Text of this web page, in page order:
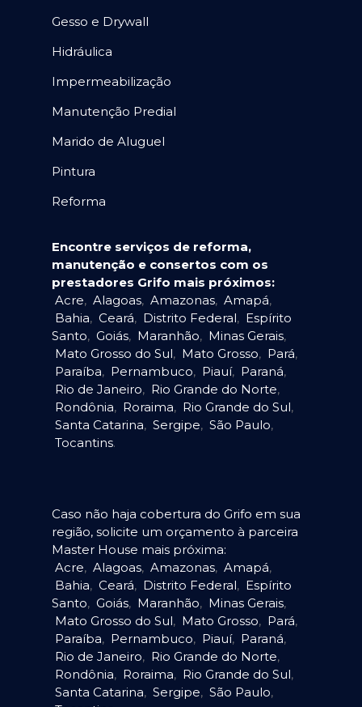
Gesso e Drywall
Hidráulica
Impermeabilização
Manutenção Predial
Marido de Aluguel
Pintura
Reforma
Encontre serviços de reforma,
manutenção e consertos com os
prestadores Grifo mais próximos:
Acre, Alagoas, Amazonas, Amapá,
Bahia, Ceará, Distrito Federal, Espírito
Santo, Goiás, Maranhão, Minas Gerais,
Mato Grosso do Sul, Mato Grosso, Pará,
Paraíba, Pernambuco, Piauí, Paraná,
Rio de Janeiro, Rio Grande do Norte,
Rondônia, Roraima, Rio Grande do Sul,
Santa Catarina, Sergipe, São Paulo,
Tocantins.
Caso não haja cobertura do Grifo em sua
região, solicite um orçamento à parceira
Master House mais próxima:
Acre, Alagoas, Amazonas, Amapá,
Bahia, Ceará, Distrito Federal, Espírito
Santo, Goiás, Maranhão, Minas Gerais,
Mato Grosso do Sul, Mato Grosso, Pará,
Paraíba, Pernambuco, Piauí, Paraná,
Rio de Janeiro, Rio Grande do Norte,
Rondônia, Roraima, Rio Grande do Sul,
Santa Catarina, Sergipe, São Paulo,